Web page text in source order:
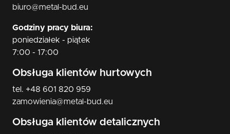
biuro@metal-bud.eu
Godziny pracy biura:
poniedziałek - piątek
7:00 - 17:00
Obsługa klientów hurtowych
tel. +48 601 820 959
zamowienia@metal-bud.eu
Obsługa klientów detalicznych